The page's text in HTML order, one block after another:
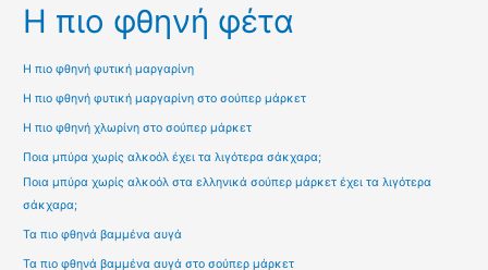
Η πιο φθηνή φέτα
Η πιο φθηνή φυτική μαργαρίνη
Η πιο φθηνή φυτική μαργαρίνη στο σούπερ μάρκετ
Η πιο φθηνή χλωρίνη στο σούπερ μάρκετ
Ποια μπύρα χωρίς αλκοόλ έχει τα λιγότερα σάκχαρα;
Ποια μπύρα χωρίς αλκοόλ στα ελληνικά σούπερ μάρκετ έχει τα λιγότερα
σάκχαρα;
Τα πιο φθηνά βαμμένα αυγά
Τα πιο φθηνά βαμμένα αυγά στο σούπερ μάρκετ